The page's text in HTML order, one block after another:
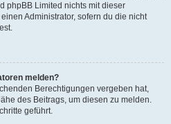
phpBB Limited nichts mit dieser
Administrator, sofern du die nicht
melden?
Berechtigungen vergeben hat,
des Beitrags, um diesen zu melden.
geführt.